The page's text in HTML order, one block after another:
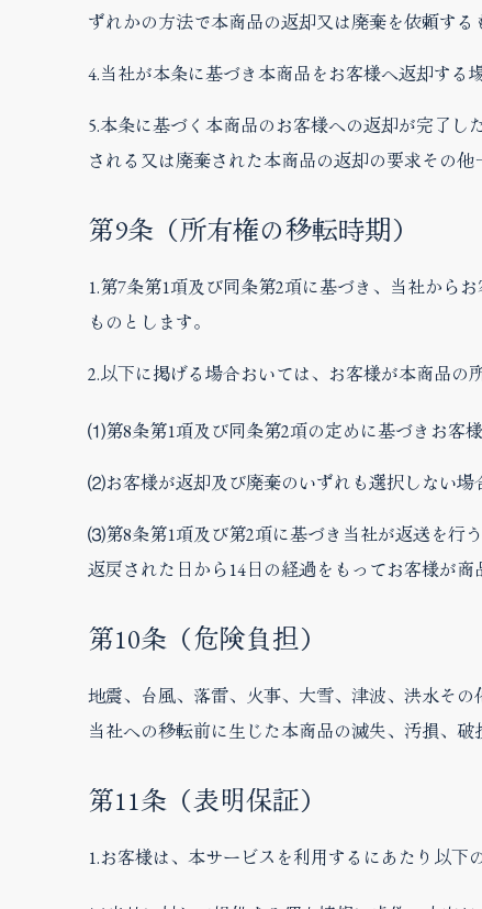
ずれかの方法で本商品の返却又は廃棄を依頼す
4.当社が本条に基づき本商品をお客様へ返却する
5.本条に基づく本商品のお客様への返却が完了
される又は廃棄された本商品の返却の要求その
第9条（所有権の移転時期）
1.第7条第1項及び同条第2項に基づき、当社から
ものとします。
2.以下に掲げる場合おいては、お客様が本商品の
⑴第8条第1項及び同条第2項の定めに基づきお客
⑵お客様が返却及び廃棄のいずれも選択しない場
⑶第8条第1項及び第2項に基づき当社が返送を行
返戻された日から14日の経過をもってお客様が
第10条（危険負担）
地震、台風、落雷、火事、大雪、津波、洪水そ
当社への移転前に生じた本商品の滅失、汚損、
第11条（表明保証）
1.お客様は、本サービスを利用するにあたり以下